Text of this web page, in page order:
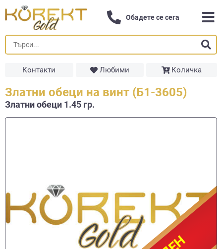
Обадете се сега
Контакти Любими Количка
Златни обеци на винт (Б1-3605)
Златни обеци 1.45 гр.